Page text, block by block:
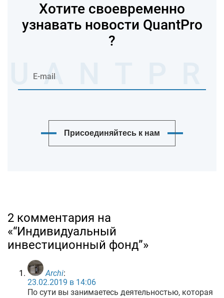
Хотите своевременно
узнавать новости QuantPro
?
Присоединяйтесь к нам
2 комментария на
«“Индивидуальный
инвестиционный фонд”»
Archi:
23.02.2019 в 14:06
По сути вы занимаетесь деятельностью, которая